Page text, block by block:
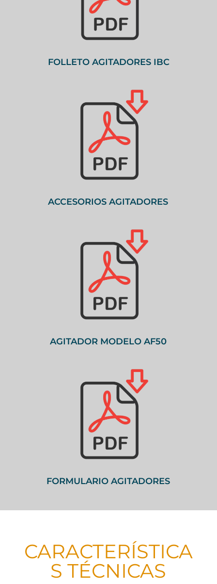
FOLLETO AGITADORES IBC
ACCESORIOS AGITADORES
AGITADOR MODELO AF50
FORMULARIO AGITADORES
CARACTERÍSTICA
S TÉCNICAS